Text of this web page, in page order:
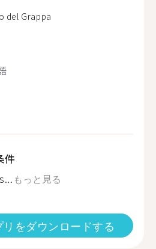
del Grappa
件
もっと見る
リをダウンロードする